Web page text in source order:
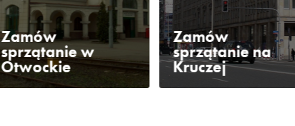
Zamów
sprzątanie w
Otwockie
Zamów
sprzątanie na
Kruczej